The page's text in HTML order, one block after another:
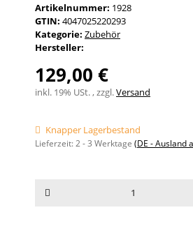
Artikelnummer: 1928
GTIN: 4047025220293
Kategorie: Zubehör
Hersteller:
129,00 €
inkl. 19% USt. , zzgl.Versand
Knapper Lagerbestand
Lieferzeit:2 - 3 Werktage (DE - Ausland